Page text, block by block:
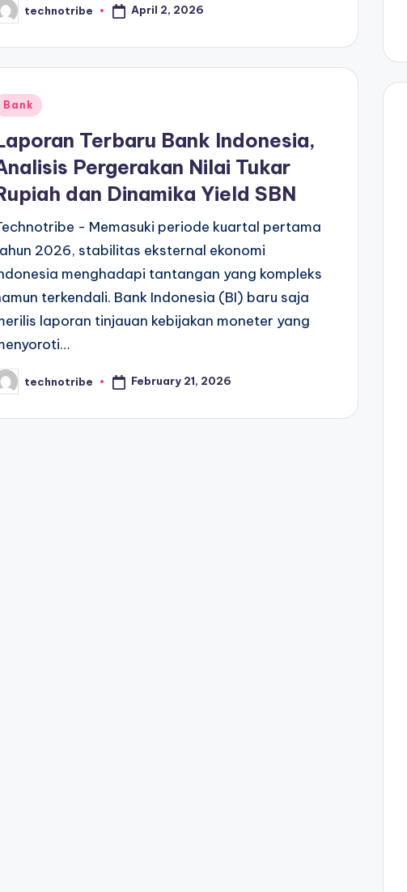
technotribe April 2, 2026
Bank
Terbaru Bank Indonesia,
Pergerakan Nilai Tukar
dan Dinamika Yield SBN
- Memasuki periode kuartal pertama
2026, stabilitas eksternal ekonomi
menghadapi tantangan yang kompleks
terkendali. Bank Indonesia (BI) baru saja
laporan tinjauan kebijakan moneter yang
technotribe February 21, 2026